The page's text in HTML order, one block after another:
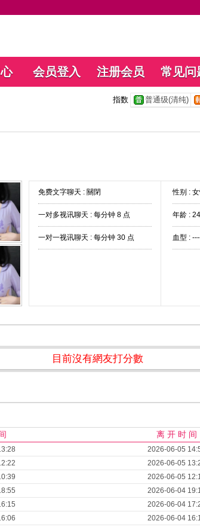
会员登入 注册会员 常见问
指数 普通级(清纯)
免费文字聊天 : 關閉
一对多视讯聊天 : 每分钟 8 点
一对一视讯聊天 : 每分钟 30 点
性别 :
年龄 :
血型 :
目前沒有網友打分數
离 开 时 间
2026-06-05
2026-06-05
2026-06-05
2026-06-04
2026-06-04
2026-06-04